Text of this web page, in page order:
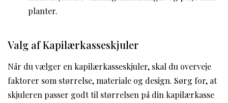
planter.
Valg af Kapilærkasseskjuler
Når du vælger en kapilærkasseskjuler, skal du overveje
faktorer som størrelse, materiale og design. Sørg for, at
skjuleren passer godt til størrelsen på din kapilærkasse